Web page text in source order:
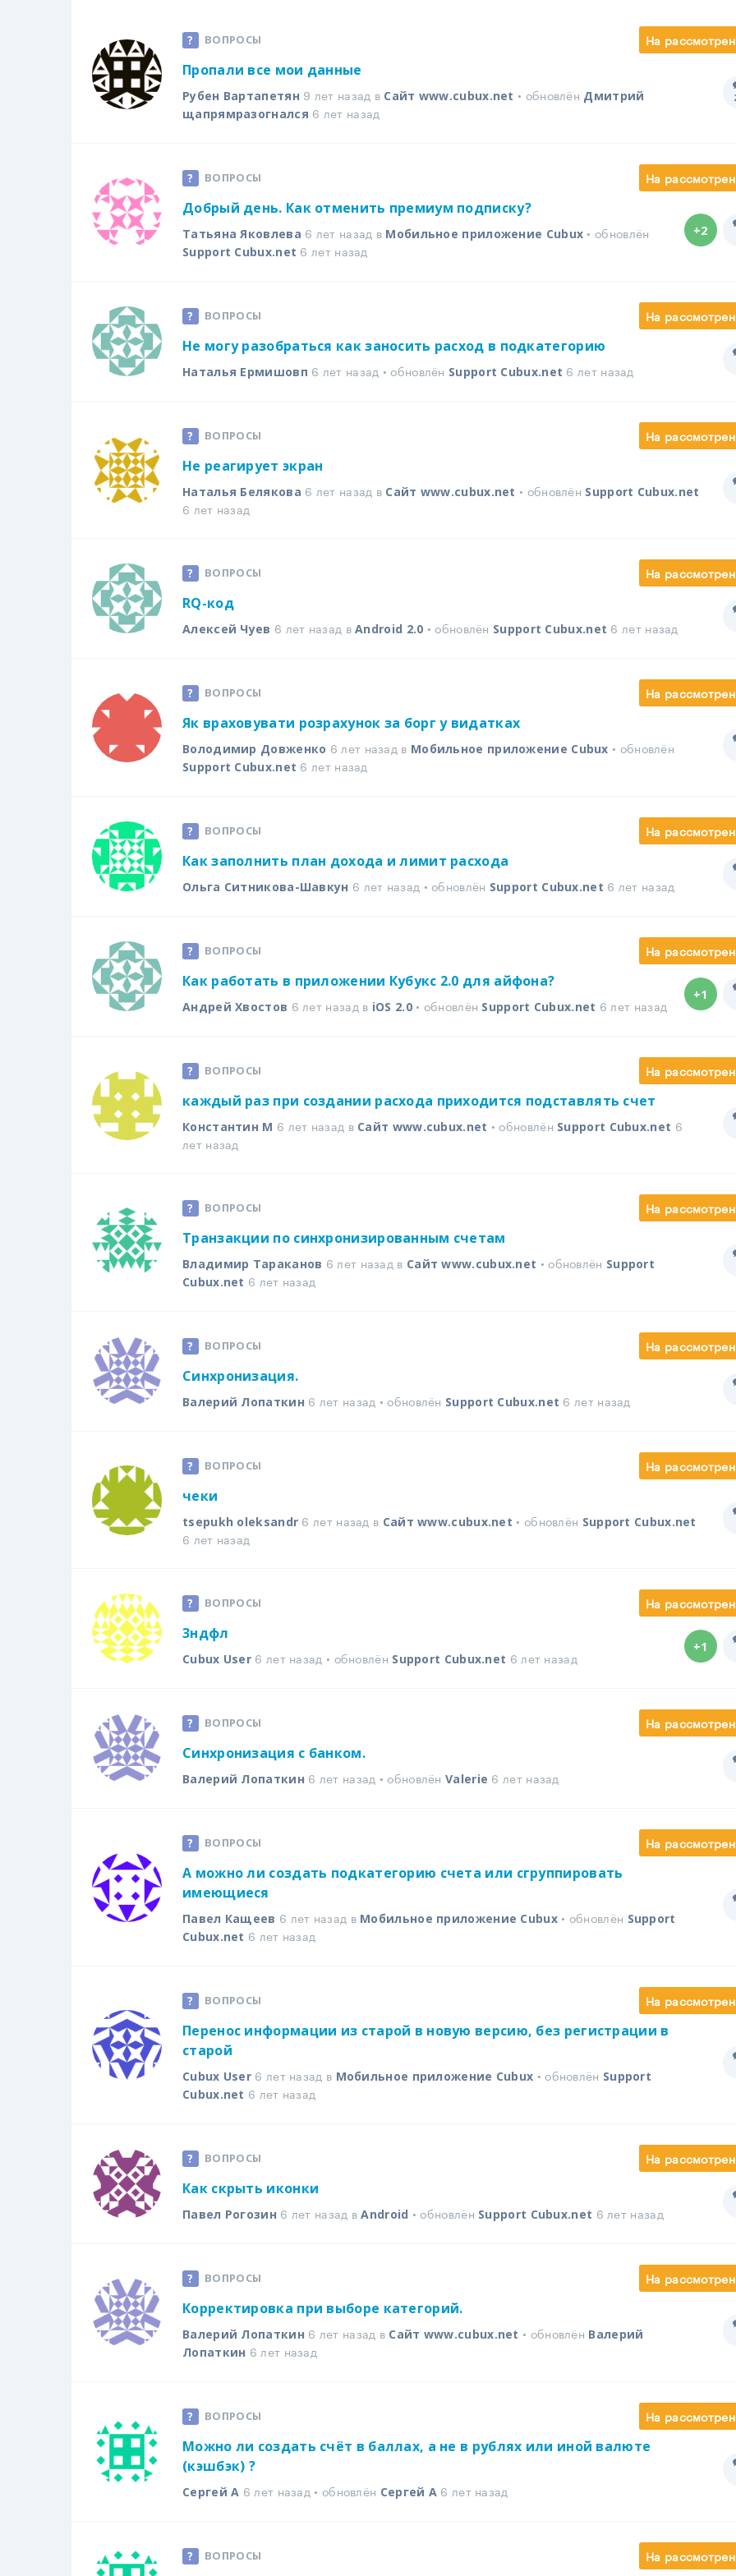
ВОПРОСЫ
На
Пропали все мои данные
Рубен Вартапетян 9 лет назад в Сайт www.cubux.net • обновлён Дмитрий
щапрямразогнался 6 лет назад
ВОПРОСЫ
На
Добрый день. Как отменить премиум подписку?
Татьяна Яковлева 6 лет назад в Мобильное приложение Cubux • обновлён
Support Cubux.net 6 лет назад
+2
ВОПРОСЫ
На
Не могу разобраться как заносить расход в подкатегорию
Наталья Ермишовп 6 лет назад • обновлён Support Cubux.net 6 лет назад
ВОПРОСЫ
На
Не реагирует экран
Наталья Белякова 6 лет назад в Сайт www.cubux.net • обновлён Support Cubux.net
6 лет назад
ВОПРОСЫ
На
RQ-код
Алексей Чуев 6 лет назад вAndroid 2.0 • обновлён Support Cubux.net 6 лет назад
ВОПРОСЫ
На
Як враховувати розрахунок за борг у видатках
Володимир Довженко 6 лет назад в Мобильное приложение Cubux • обновлён
Support Cubux.net 6 лет назад
ВОПРОСЫ
На
Как заполнить план дохода и лимит расхода
Ольга Ситникова-Шавкун 6 лет назад • обновлён Support Cubux.net 6 лет назад
ВОПРОСЫ
На
Как работать в приложении Кубукс 2.0 для айфона?
Андрей Хвостов 6 лет назад в iOS 2.0• обновлён Support Cubux.net 6 лет назад
+1
ВОПРОСЫ
На
каждый раз при создании расхода приходится подставлять счет
Константин М 6 лет назад в Сайт www.cubux.net • обновлён Support Cubux.net 6
лет назад
ВОПРОСЫ
На
Транзакции по синхронизированным счетам
Владимир Тараканов 6 лет назад в Сайт www.cubux.net • обновлён Support
Cubux.net 6 лет назад
ВОПРОСЫ
На
Синхронизация.
Валерий Лопаткин 6 лет назад • обновлён Support Cubux.net 6 лет назад
ВОПРОСЫ
На
чеки
tsepukh oleksandr 6 лет назад в Сайт www.cubux.net • обновлён Support Cubux.net
6 лет назад
ВОПРОСЫ
На
3ндфл
Cubux User 6 лет назад • обновлён Support Cubux.net 6 лет назад
+1
ВОПРОСЫ
На
Синхронизация с банком.
Валерий Лопаткин 6 лет назад • обновлёнValerie 6 лет назад
ВОПРОСЫ
На
А можно ли создать подкатегорию счета или сгруппировать
имеющиеся
Павел Кащеев 6 лет назад в Мобильное приложение Cubux• обновлён Support
Cubux.net 6 лет назад
ВОПРОСЫ
На
Перенос информации из старой в новую версию, без регистрации в
старой
Cubux User 6 лет назад в Мобильное приложение Cubux • обновлён Support
Cubux.net 6 лет назад
ВОПРОСЫ
На
Как скрыть иконки
Павел Рогозин 6 лет назад вAndroid • обновлён Support Cubux.net 6 лет назад
ВОПРОСЫ
На
Корректировка при выборе категорий.
Валерий Лопаткин 6 лет назад в Сайт www.cubux.net • обновлён Валерий
Лопаткин 6 лет назад
ВОПРОСЫ
На
Можно ли создать счёт в баллах, а не в рублях или иной валюте
(кэшбэк) ?
Сергей А 6 лет назад • обновлён Сергей А 6 лет назад
ВОПРОСЫ На